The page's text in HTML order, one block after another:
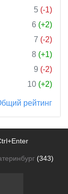
5 (-1)
6 (+2)
7 (-2)
8 (+1)
9 (-2)
10 (+2)
рейтинг
(343)